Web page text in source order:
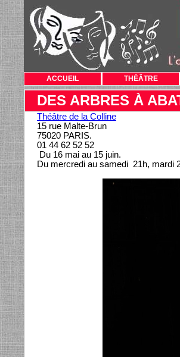
ACCUEIL THÉÂTRE
DES ARBRES À
Théâtre de la Colline
15 rue Malte-Brun
75020 PARIS.
01 44 62 52 52
Du 16 mai au 15 juin.
Du mercredi au samedi 21h, mardi